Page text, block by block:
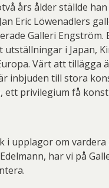
års ålder ställde
Eric Löwenadlers
Galleri Engström.
utställningar i Japan,
Värt att tillägga
inbjuden till stora
ett privilegium få
i upplagor om vardera
har vi på